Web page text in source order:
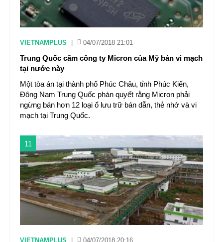
VIETNAMPLUS 04/07/2018 21:01
Trung Quốc cấm công ty Micron của Mỹ bán vi mạch
tại nước này
Một tòa án tại thành phố Phúc Châu, tỉnh Phúc Kiến,
Đông Nam Trung Quốc phán quyết rằng Micron phải
ngừng bán hơn 12 loại ổ lưu trữ bán dẫn, thẻ nhớ và vi
mạch tại Trung Quốc.
11
VIETNAMPLUS 04/07/2018 20:16